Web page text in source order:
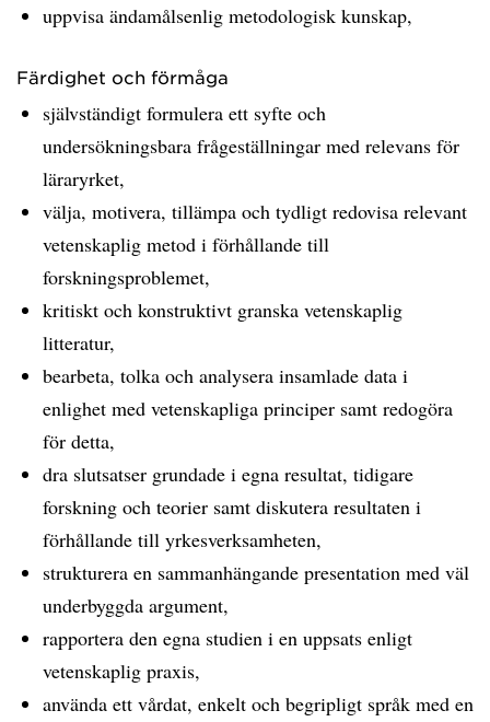
uppvisa ändamålsenlig metodologisk kunskap,
Färdighet och förmåga
självständigt formulera ett syfte och
undersökningsbara frågeställningar med relevans för
läraryrket,
välja, motivera, tillämpa och tydligt redovisa relevant
vetenskaplig metod i förhållande till
forskningsproblemet,
kritiskt och konstruktivt granska vetenskaplig
litteratur,
bearbeta, tolka och analysera insamlade data i
enlighet med vetenskapliga principer samt redogöra
för detta,
dra slutsatser grundade i egna resultat, tidigare
forskning och teorier samt diskutera resultaten i
förhållande till yrkesverksamheten,
strukturera en sammanhängande presentation med väl
underbyggda argument,
rapportera den egna studien i en uppsats enligt
vetenskaplig praxis,
använda ett vårdat, enkelt och begripligt språk med en